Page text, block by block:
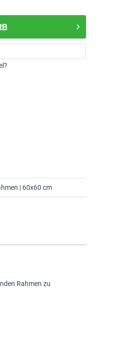
| 60x60 cm
Rahmen zu